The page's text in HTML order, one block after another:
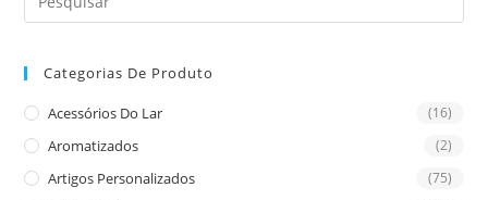
Categorias De Produto
Acessórios Do Lar (16)
Aromatizados (2)
Artigos Personalizados (75)